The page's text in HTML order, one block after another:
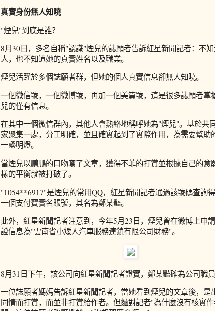
真實身份無人知曉
"煙兒"到底是誰？
8月30日，多名自稱"認識"煙兒的誌願者告訴紅星新聞記者：不
人，也不知道她的真實姓名以及職業。
煙兒活躍於多個誌願者群，但她的個人真實信息卻無人知曉。
一個微信號，一個微博號，再加一個美篇號，這是很多誌願者掌
兒的僅有信息。
在其中一個微信群內，其他人會熱絡地稱呼她為"煙兒"。基於共
家聚集一處，分工明確，並且確實起到了實際作用，為需要幫助
一盞明燈。
當煙兒以鵬鵬的口吻寫了文章，獲得不菲的打賞並根據自己的意
樣的平衡就被打破了。
"1054**6917"是煙兒的常用QQ，紅星新聞記者通過該號碼查詢
一個支付寶實名賬號，其名為鄭某豔。
此外，紅星新聞記者注意到，今年5月23日，煙兒曾在微博上申
證信息為"雲南省小矮人汽車服務連鎖有限公司財務"。
8月31日下午，該公司向紅星新聞記者證實，鄭某豔確為公司職員
一位誌願者媽媽告訴紅星新聞記者，當她看到煙兒的文章後，是
同情而打賞，而並非打賞給作者。但麵對記者"為什麼沒有核實